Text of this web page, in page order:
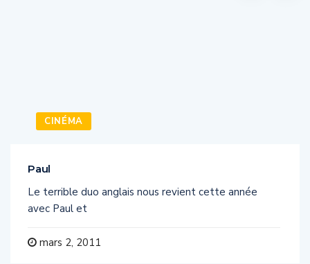
CINÉMA
Paul
Le terrible duo anglais nous revient cette année
avec Paul et
mars 2, 2011